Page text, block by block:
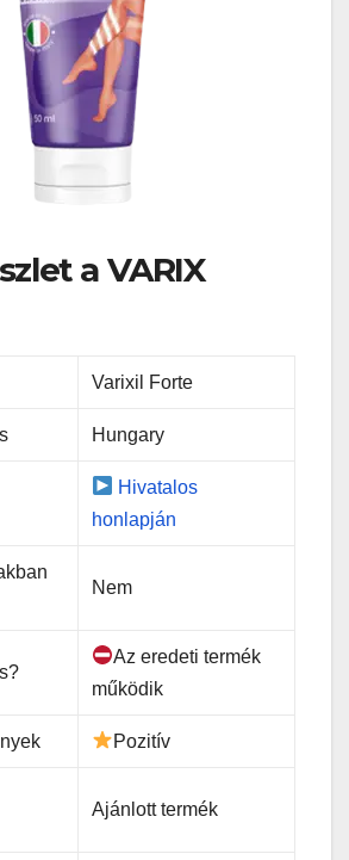
a VARIX
Varixil Forte
Hungary
Hivatalos
honlapján
Nem
Az eredeti termék
működik
Pozitív
Ajánlott termék